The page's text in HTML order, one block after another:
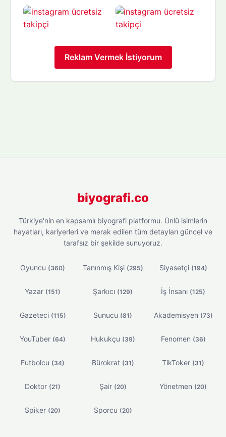
Reklam Vermek İstiyorum
biyografi.co
Türkiye'nin en kapsamlı biyografi platformu. Ünlü isimlerin
hayatları, kariyerleri ve merak edilen tüm detayları güncel ve
tarafsız bir şekilde sunuyoruz.
Oyuncu (360) Tanınmış Kişi (295) Siyasetçi (194)
Yazar (151) Şarkıcı (129) İş İnsanı (125)
Gazeteci (115) Sunucu (81) Akademisyen (73)
YouTuber (64) Hukukçu (39) Fenomen (36)
Futbolcu (34) Bürokrat (31) TikToker (31)
Doktor (21) Şair (20) Yönetmen (20)
Spiker (20) Sporcu (20)